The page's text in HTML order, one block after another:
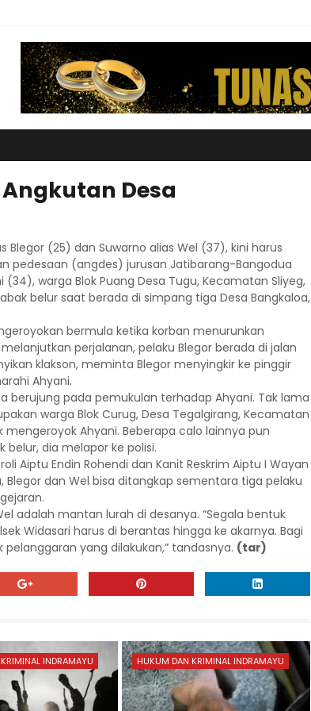
Desa
Blegor (25) dan Suwarno alias Wel (37), kini harus
pedesaan (angdes) jurusan Jatibarang-Bangodua
warga Blok Puang Desa Tugu, Kecamatan Sliyeg,
belur saat berada di simpang tiga Desa Bangkaloa,
bermula ketika korban menurunkan
perjalanan, pelaku Blegor berada di jalan
klakson, meminta Blegor menyingkir ke pinggir
Ahyani.
berujung pada pemukulan terhadap Ahyani. Tak lama
warga Blok Curug, Desa Tegalgirang, Kecamatan
Ahyani. Beberapa calo lainnya pun
belur, dia melapor ke polisi.
Aiptu Endin Rohendi dan Kanit Reskrim Aiptu I Wayan
Blegor dan Wel bisa ditangkap sementara tiga pelaku
adalah mantan lurah di desanya. “Segala bentuk
Widasari harus di berantas hingga ke akarnya. Bagi
yang dilakukan,” tandasnya. (tar)
INDRAMAYU HUKUM DAN KRIMINAL INDRAMAYU